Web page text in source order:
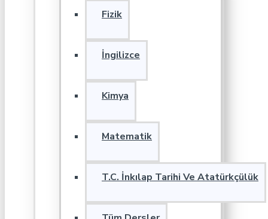
Fizik
İngilizce
Kimya
Matematik
T.C. İnkılap Tarihi Ve Atatürkçülük